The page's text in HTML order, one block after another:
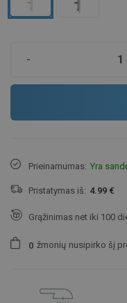
-
Prieinamumas: Yra
Pristatymas iš: 4.99 €
Grąžinimas net iki 100
0 žmonių nusipirko šį